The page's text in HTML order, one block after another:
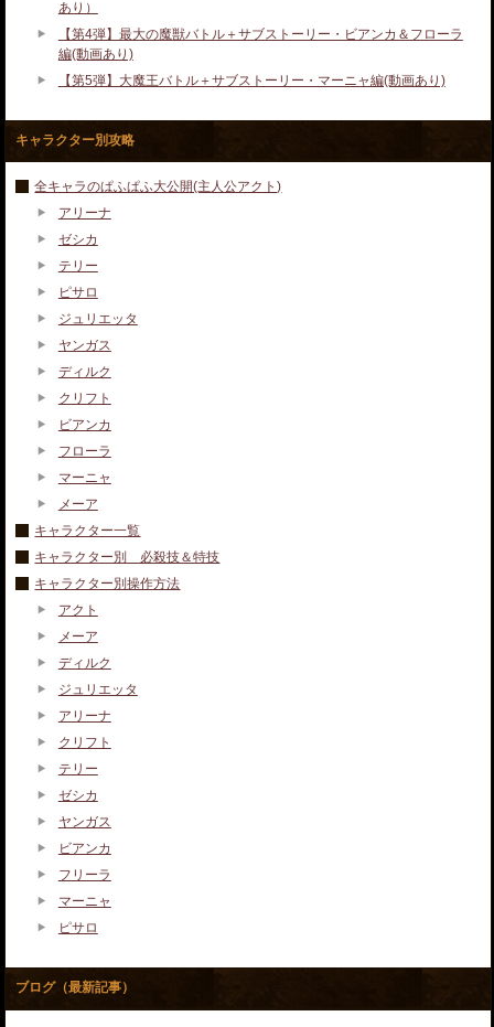
あり）
【第4弾】最大の魔獣バトル＋サブストーリー・ビアンカ＆フローラ
編(動画あり)
【第5弾】大魔王バトル＋サブストーリー・マーニャ編(動画あり)
キャラクター別攻略
全キャラのぱふぱふ大公開(主人公アクト)
アリーナ
ゼシカ
テリー
ピサロ
ジュリエッタ
ヤンガス
ディルク
クリフト
ビアンカ
フローラ
マーニャ
メーア
キャラクター一覧
キャラクター別 必殺技＆特技
キャラクター別操作方法
アクト
メーア
ディルク
ジュリエッタ
アリーナ
クリフト
テリー
ゼシカ
ヤンガス
ビアンカ
フリーラ
マーニャ
ピサロ
ブログ（最新記事）